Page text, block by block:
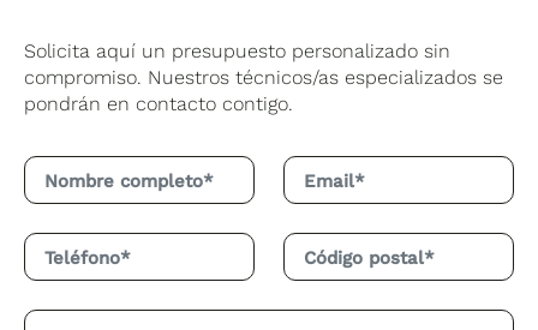
Solicita aquí un presupuesto personalizado sin
compromiso. Nuestros técnicos/as especializados se
pondrán en contacto contigo.